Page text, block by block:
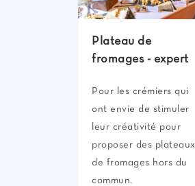
Plateau de
fromages - expert
Pour les crémiers qui
ont envie de stimuler
leur créativité pour
proposer des plateaux
de fromages hors du
commun.